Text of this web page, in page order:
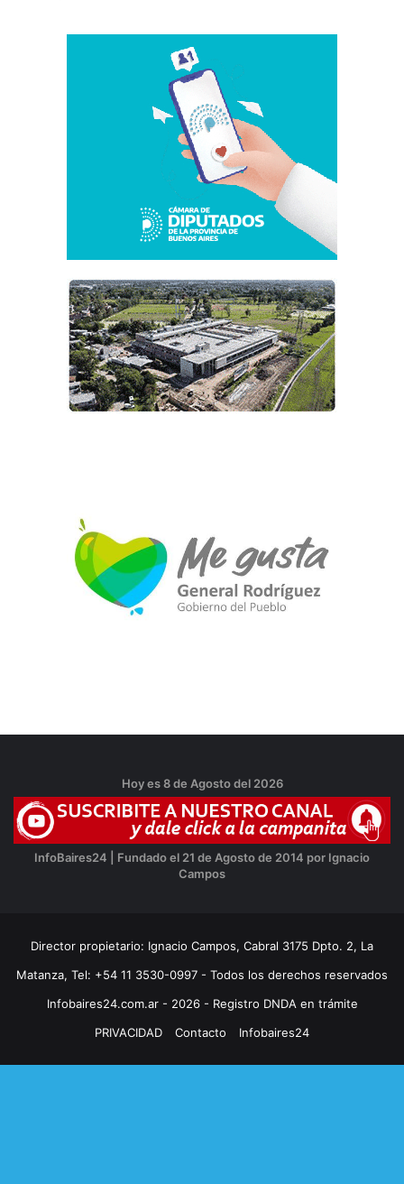
Hoy es 8 de Agosto del 2026
InfoBaires24 | Fundado el 21 de Agosto de 2014 por Ignacio
Campos
Director propietario: Ignacio Campos, Cabral 3175 Dpto. 2, La
Matanza, Tel: +54 11 3530-0997 - Todos los derechos reservados
Infobaires24.com.ar - 2026 - Registro DNDA en trámite
PRIVACIDAD
Contacto Infobaires24